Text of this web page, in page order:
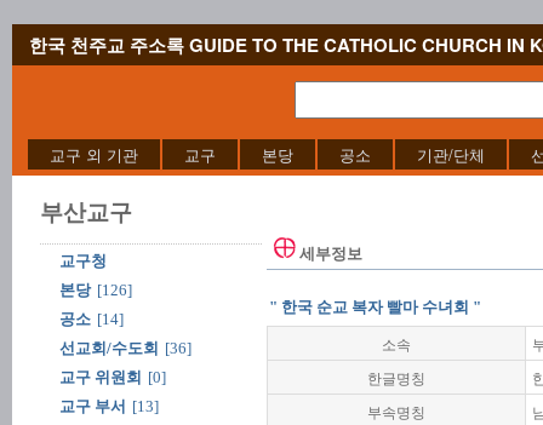
한국 천주교 주소록 GUIDE TO THE CATHOLIC CHURCH IN
교구 외 기관 교구 본당 공소 기관/단체
부산교구
교구청
본당 [126]
공소 [14]
선교회/수도회 [36]
교구 위원회 [0]
교구 부서 [13]
세부정보
" 한국 순교 복자 빨마 수녀회 "
소속
한글명칭
부속명칭